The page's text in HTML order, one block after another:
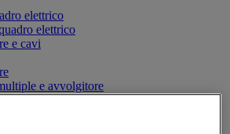
elettrico
elettrico
e cavi
e avvolgitore